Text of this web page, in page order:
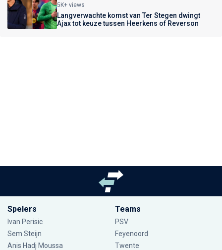
5K+ views
Langverwachte komst van Ter Stegen dwingt
Ajax tot keuze tussen Heerkens of Reverson
Spelers
Ivan Perisic
Sem Steijn
Anis Hadj Moussa
Teams
PSV
Feyenoord
Twente